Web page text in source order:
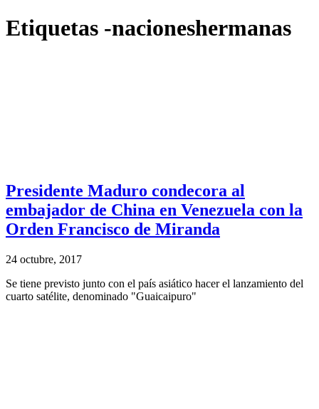
Etiquetas -nacioneshermanas
Presidente Maduro condecora al
embajador de China en Venezuela con la
Orden Francisco de Miranda
24 octubre, 2017
Se tiene previsto junto con el país asiático hacer el lanzamiento del
cuarto satélite, denominado "Guaicaipuro"